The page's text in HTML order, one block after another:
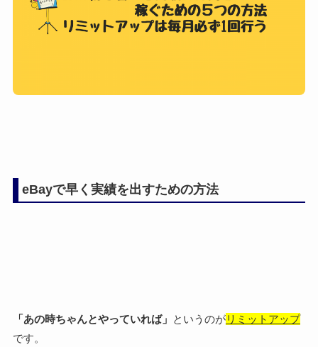
eBayで早く実績を出すための方法
「あの時ちゃんとやっていれば」 というのがリミットアップ
です。